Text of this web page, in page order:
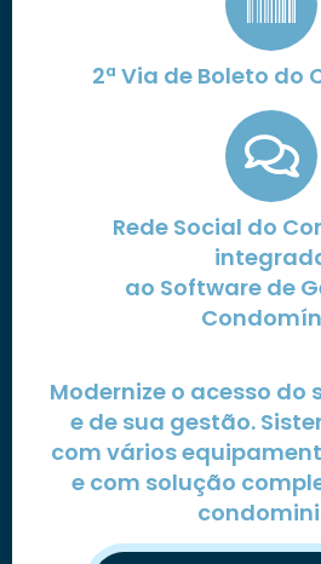
2ª Via de Boleto do
Rede Social do
ao Software de
Modernize o acesso do
e de sua gestão.
com vários
e com solução